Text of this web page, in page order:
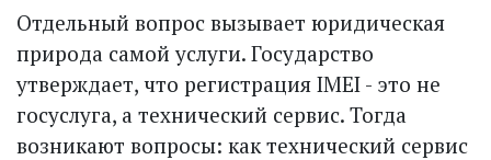
Отдельный вопрос вызывает юридическая
природа самой услуги. Государство
утверждает, что регистрация IMEI - это не
госуслуга, а технический сервис. Тогда
возникают вопросы: как технический сервис